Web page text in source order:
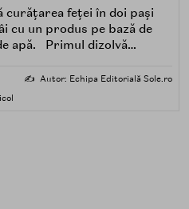
curățarea feței în doi pași
cu un produs pe bază de
apă. Primul dizolvă
impuritățile solubile în
✍️ Autor: Echipa Editorială Sole.ro